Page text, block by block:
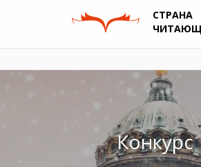
СТРАНА
Конкурс